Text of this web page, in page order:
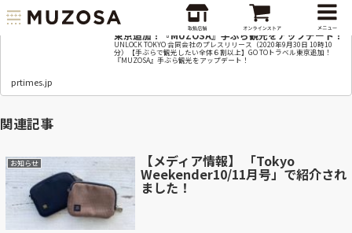
【手ぶらで観光したい全体６割以上】GO TOトラベル
東京追加！『MUZOSA』手ぶら観光をアップデート！
UNLOCK TOKYO 合同会社のプレスリリース（2020年9月30日 10時10
分）【手ぶらで観光したい全体６割以上】GO TOトラベル東京追加！
『MUZOSA』手ぶら観光をアップデート！
prtimes.jp
関連記事
お知らせ 【メディア情報】 「Tokyo
Weekender10/11月号」で紹介され
ました！